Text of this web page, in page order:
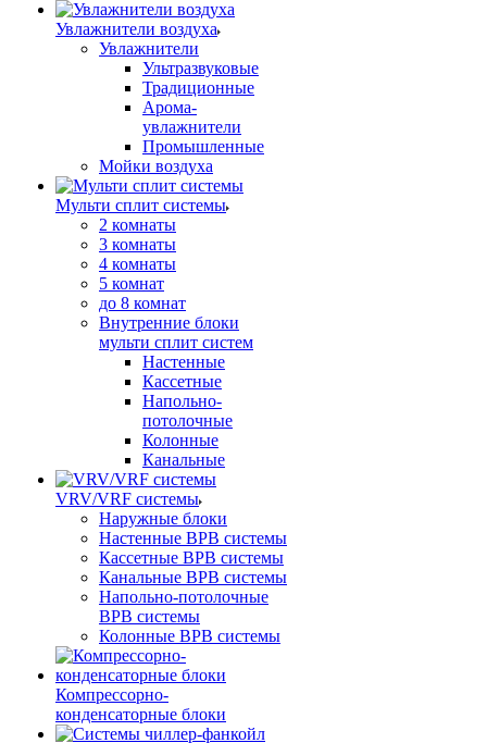
Увлажнители воздуха
Увлажнители
Ультразвуковые
Традиционные
Арома-
увлажнители
Промышленные
Мойки воздуха
Мульти сплит системы
2 комнаты
3 комнаты
4 комнаты
5 комнат
до 8 комнат
Внутренние блоки
мульти сплит систем
Настенные
Кассетные
Напольно-
потолочные
Колонные
Канальные
VRV/VRF системы
Наружные блоки
Настенные ВРВ системы
Кассетные ВРВ системы
Канальные ВРВ системы
Напольно-потолочные
ВРВ системы
Колонные ВРВ системы
Компрессорно-
конденсаторные блоки